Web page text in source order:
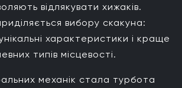
відлякувати хижаків.
вибору скакуна:
характеристики і краще
типів місцевості.
механік стала турбота